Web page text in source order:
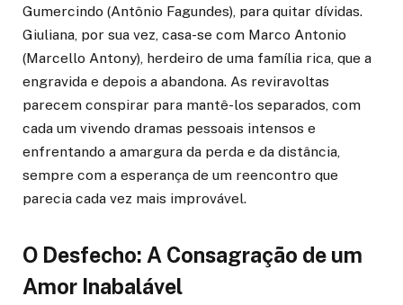
Gumercindo (Antônio Fagundes), para quitar dívidas.
Giuliana, por sua vez, casa-se com Marco Antonio
(Marcello Antony), herdeiro de uma família rica, que a
engravida e depois a abandona. As reviravoltas
parecem conspirar para mantê-los separados, com
cada um vivendo dramas pessoais intensos e
enfrentando a amargura da perda e da distância,
sempre com a esperança de um reencontro que
parecia cada vez mais improvável.
O Desfecho: A Consagração de um
Amor Inabalável